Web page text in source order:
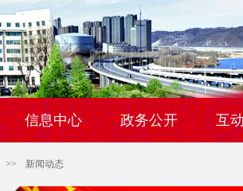
信息中心 政务公开 互
>> 新闻动态